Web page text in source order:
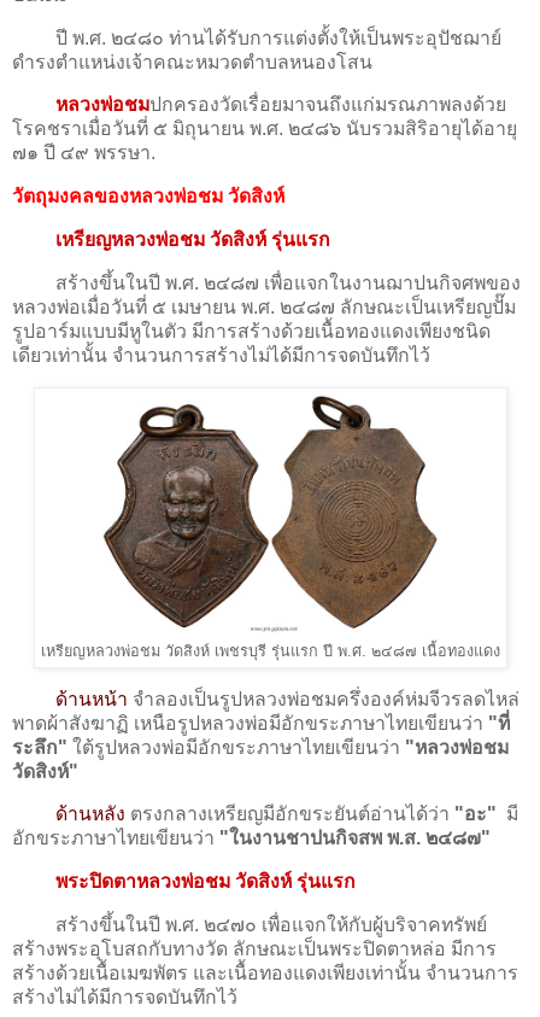
ปี พ.ศ. ๒๔๘๐ ท่านได้รับการแต่งตั้งให้เป็นพระอุปัชฌาย์
ดำรงตำแหน่งเจ้าคณะหมวดตำบลหนองโสน
หลวงพ่อชมปกครองวัดเรื่อยมาจนถึงแก่มรณภาพลงด้วย
โรคชราเมื่อวันที่ ๕ มิถุนายน พ.ศ. ๒๔๘๖ นับรวมสิริอายุได้อายุ
๗๑ ปี ๔๙ พรรษา.
วัตถุมงคลของหลวงพ่อชม วัดสิงห์
เหรียญหลวงพ่อชม วัดสิงห์ รุ่นแรก
สร้างขึ้นในปี พ.ศ. ๒๔๘๗ เพื่อแจกในงานฌาปนกิจศพของ
หลวงพ่อเมื่อวันที่ ๕ เมษายน พ.ศ. ๒๔๘๗ ลักษณะเป็นเหรียญปั๊ม
รูปอาร์มแบบมีหูในตัว มีการสร้างด้วยเนื้อทองแดงเพียงชนิด
เดียวเท่านั้น จำนวนการสร้างไม่ได้มีการจดบันทึกไว้
เหรียญหลวงพ่อชม วัดสิงห์ เพชรบุรี รุ่นแรก ปี พ.ศ. ๒๔๘๗ เนื้อทองแดง
ด้านหน้า จำลองเป็นรูปหลวงพ่อชมครึ่งองค์ห่มจีวรลดไหล่
พาดผ้าสังฆาฏิ เหนือรูปหลวงพ่อมีอักขระภาษาไทยเขียนว่า "ที่
ระลึก" ใต้รูปหลวงพ่อมีอักขระภาษาไทยเขียนว่า "หลวงพ่อชม
วัดสิงห์"
ด้านหลัง ตรงกลางเหรียญมีอักขระยันต์อ่านได้ว่า "อะ" มี
อักขระภาษาไทยเขียนว่า "ในงานชาปนกิจสพ พ.ส. ๒๔๘๗"
พระปิดตาหลวงพ่อชม วัดสิงห์ รุ่นแรก
สร้างขึ้นในปี พ.ศ. ๒๔๗๐ เพื่อแจกให้กับผู้บริจาคทรัพย์
สร้างพระอุโบสถกับทางวัด ลักษณะเป็นพระปิดตาหล่อ มีการ
สร้างด้วยเนื้อเมฆพัตร และเนื้อทองแดงเพียงเท่านั้น จำนวนการ
สร้างไม่ได้มีการจดบันทึกไว้